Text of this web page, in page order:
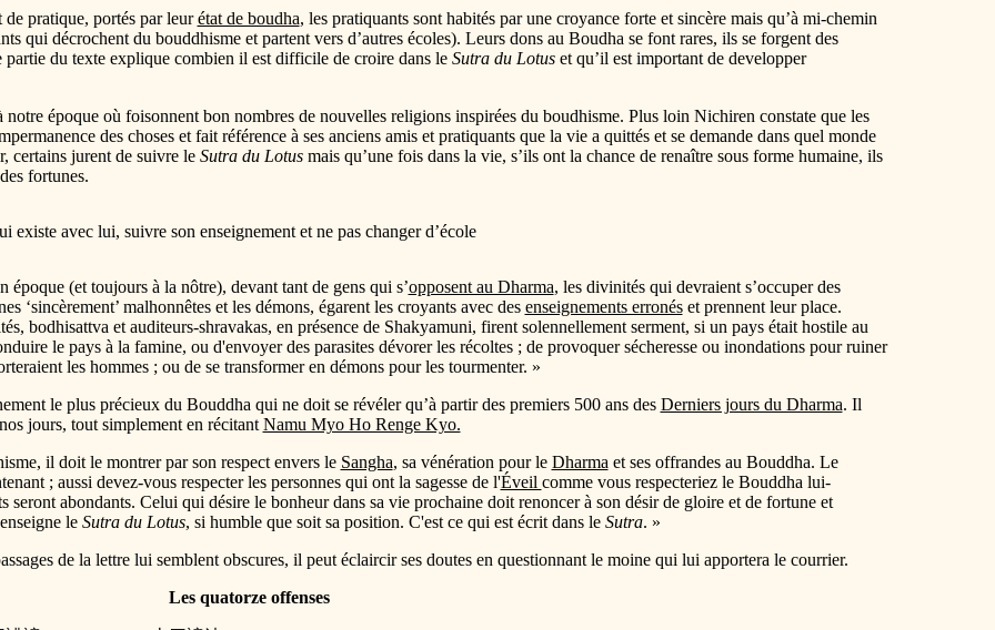
pratique, portés par leurétat de boudha, les pratiquants sont habités par une croyance forte et sincère mais qu’à mi-chemin
qui décrochent du bouddhisme et partent vers d’autres écoles). Leurs dons au Boudha se font rares, ils se forgent des
partie du texte explique combien il est difficile de croire dans le Sutra du Lotuset qu’il est important de developper
époque où foisonnent bon nombres de nouvelles religions inspirées du boudhisme. Plus loin Nichiren constate que les
des choses et fait référence à ses anciens amis et pratiquants que la vie a quittés et se demande dans quel monde
certains jurent de suivre le Sutra du Lotusmais qu’une fois dans la vie, s’ils ont la chance de renaître sous forme humaine, ils
fortunes.
avec lui, suivre son enseignement et ne pas changer d’école
(et toujours à la nôtre), devant tant de gens qui s’opposent au Dharma, les divinités qui devraient s’occuper des
‘sincèrement’ malhonnêtes et les démons, égarent les croyants avec des enseignements erronéset prennent leur place.
bodhisattva et auditeurs-shravakas, en présence de Shakyamuni, firent solennellement serment, si un pays était hostile au
le pays à la famine, ou d'envoyer des parasites dévorer les récoltes ; de provoquer sécheresse ou inondations pour ruiner
les hommes ; ou de se transformer en démons pour les tourmenter. »
le plus précieux du Bouddha qui ne doit se révéler qu’à partir des premiers 500 ans des Derniers jours du Dharma. Il
jours, tout simplement en récitant Namu Myo Ho Renge Kyo.
il doit le montrer par son respect envers le Sangha, sa vénération pour le Dharma et ses offrandes au Bouddha. Le
; aussi devez-vous respecter les personnes qui ont la sagesse de l'Éveil comme vous respecteriez le Bouddha lui-
seront abondants. Celui qui désire le bonheur dans sa vie prochaine doit renoncer à son désir de gloire et de fortune et
le Sutra du Lotus, si humble que soit sa position. C'est ce qui est écrit dans le Sutra. »
de la lettre lui semblent obscures, il peut éclaircir ses doutes en questionnant le moine qui lui apportera le courrier.
Les quatorze offenses